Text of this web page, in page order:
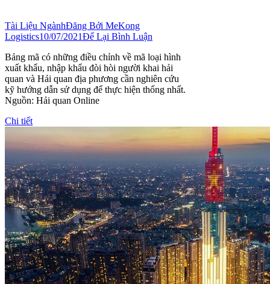
Tài Liệu NgànhĐăng Bởi MeKong
Logistics10/07/2021Để Lại Bình Luận
Bảng mã có những điều chỉnh về mã loại hình
xuất khẩu, nhập khẩu đòi hòi người khai hải
quan và Hải quan địa phương cần nghiên cứu
kỹ hướng dẫn sử dụng để thực hiện thống nhất.
Nguồn: Hải quan Online
Chi tiết